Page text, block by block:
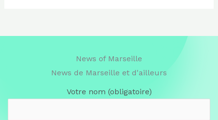
News of Marseille
News de Marseille et d'ailleurs
Votre nom (obligatoire)